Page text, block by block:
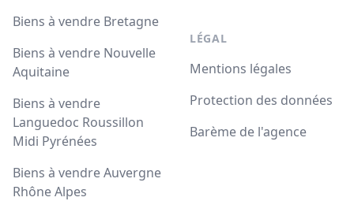
Biens à vendre Bretagne
Biens à vendre Nouvelle
Aquitaine
Biens à vendre
Languedoc Roussillon
Midi Pyrénées
Biens à vendre Auvergne
Rhône Alpes
LÉGAL
Mentions légales
Protection des données
Barème de l'agence